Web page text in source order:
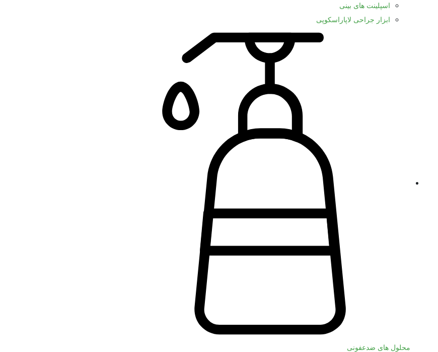
اسپلینت های بینی
ابزار جراحی لاپاراسکوپی
محلول های ضدعفونی